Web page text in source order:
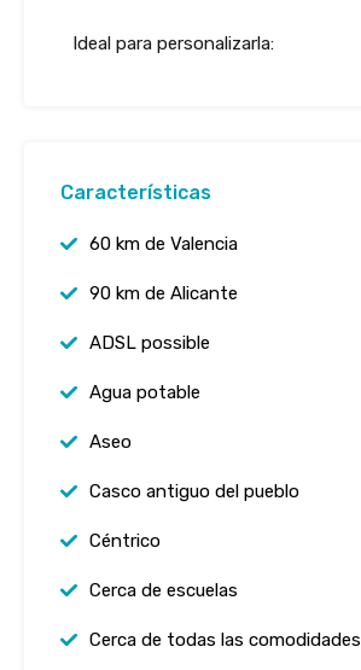
Ideal para personalizarla:
Características
60 km de Valencia
90 km de Alicante
ADSL possible
Agua potable
Aseo
Casco antiguo del pueblo
Céntrico
Cerca de escuelas
Cerca de todas las comodidades